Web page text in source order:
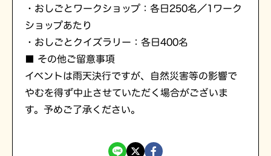
・おしごとワークショップ：各日250名／1ワーク
ショップあたり
・おしごとクイズラリー：各日400名
■ その他ご留意事項
イベントは雨天決行ですが、自然災害等の影響で
やむを得ず中止させていただく場合がございま
す。予めご了承ください。